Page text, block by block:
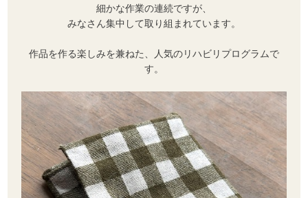
細かな作業の連続ですが、
みなさん集中して取り組まれています。
作品を作る楽しみを兼ねた、人気のリハビリプログラムで
す。